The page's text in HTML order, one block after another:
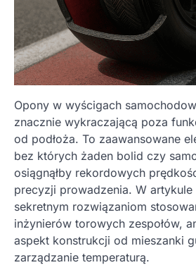
Opony w wyścigach
znacznie wykraczającą poza
od podłoża. To zaawansowane
bez których żaden bolid czy
osiągnąłby rekordowych
precyzji prowadzenia. W
sekretnym rozwiązaniom
inżynierów torowych zespołów,
aspekt konstrukcji od mieszanki
zarządzanie temperaturą.